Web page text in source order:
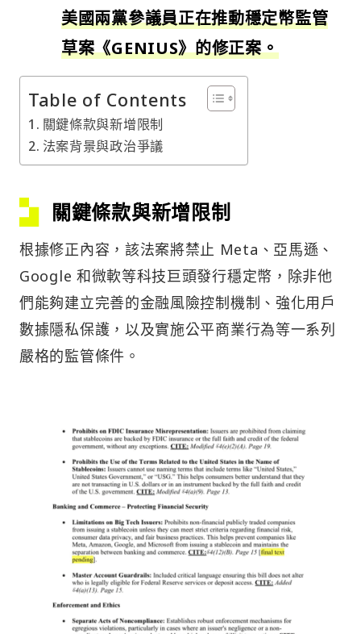
美國兩黨參議員正在推動穩定幣監管
草案《GENIUS》的修正案。
Table of Contents
關鍵條款與新增限制
法案背景與政治爭議
關鍵條款與新增限制
根據修正內容，該法案將禁止 Meta、亞馬遜、
Google 和微軟等科技巨頭發行穩定幣，除非他
們能夠建立完善的金融風險控制機制、強化用戶
數據隱私保護，以及實施公平商業行為等一系列
嚴格的監管條件。